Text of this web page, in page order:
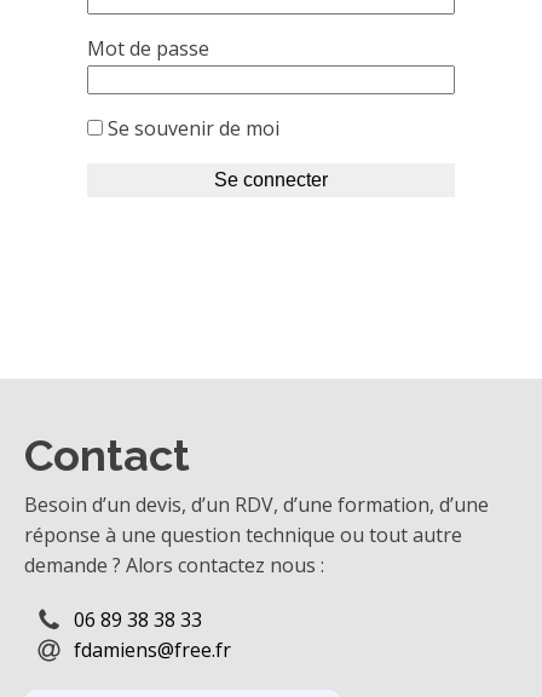
Mot de passe
Se souvenir de moi
Contact
Besoin d’un devis, d’un RDV, d’une formation, d’une
réponse à une question technique ou tout autre
demande ? Alors contactez nous :
06 89 38 38 33
fdamiens@free.fr